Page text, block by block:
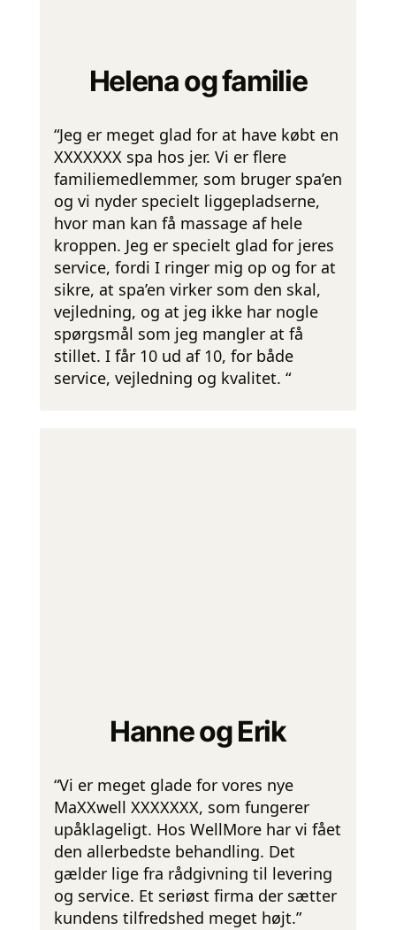
Helena og familie
“Jeg er meget glad for at have købt en
XXXXXXX spa hos jer. Vi er flere
familiemedlemmer, som bruger spa’en
og vi nyder specielt liggepladserne,
hvor man kan få massage af hele
kroppen. Jeg er specielt glad for jeres
service, fordi I ringer mig op og for at
sikre, at spa’en virker som den skal,
vejledning, og at jeg ikke har nogle
spørgsmål som jeg mangler at få
stillet. I får 10 ud af 10, for både
service, vejledning og kvalitet. “
Hanne og Erik
“Vi er meget glade for vores nye
MaXXwell XXXXXXX, som fungerer
upåklageligt. Hos WellMore har vi fået
den allerbedste behandling. Det
gælder lige fra rådgivning til levering
og service. Et seriøst firma der sætter
kundens tilfredshed meget højt.”